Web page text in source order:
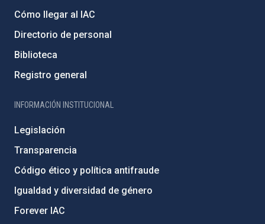
Cómo llegar al IAC
Directorio de personal
Biblioteca
Registro general
INFORMACIÓN INSTITUCIONAL
Legislación
Transparencia
Código ético y política antifraude
Igualdad y diversidad de género
Forever IAC